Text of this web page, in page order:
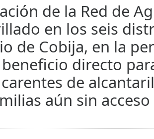
de la Red de
en los seis
de Cobija, en la
directo
de
aún sin